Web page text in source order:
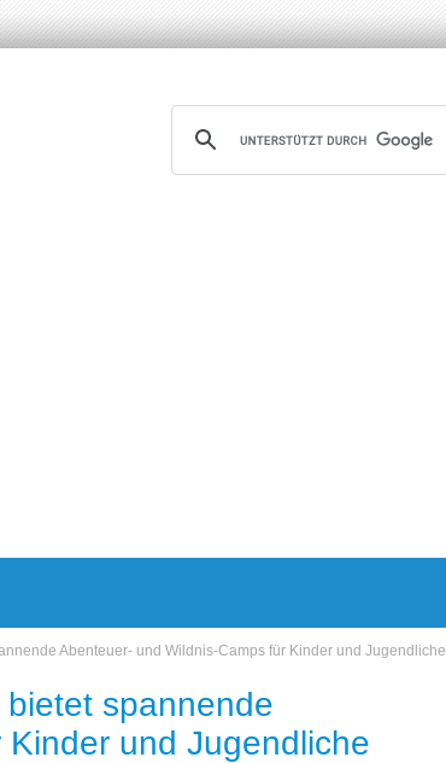
Abenteuer- und Wildnis-Camps für Kinder und Jugendliche
spannende
und Jugendliche